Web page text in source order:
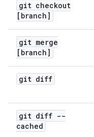
git checkout
[branch]
git merge
[branch]
git diff
git diff --
cached